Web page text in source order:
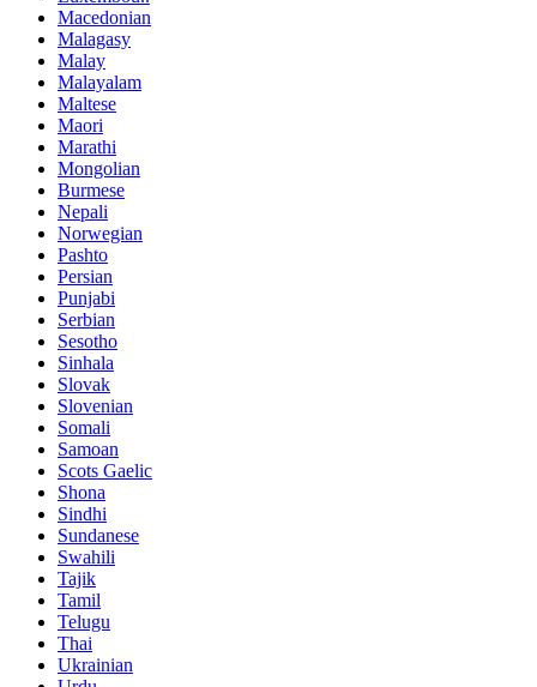
Macedonian
Malagasy
Malay
Malayalam
Maltese
Maori
Marathi
Mongolian
Burmese
Nepali
Norwegian
Pashto
Persian
Punjabi
Serbian
Sesotho
Sinhala
Slovak
Slovenian
Somali
Samoan
Scots Gaelic
Shona
Sindhi
Sundanese
Swahili
Tajik
Tamil
Telugu
Thai
Ukrainian